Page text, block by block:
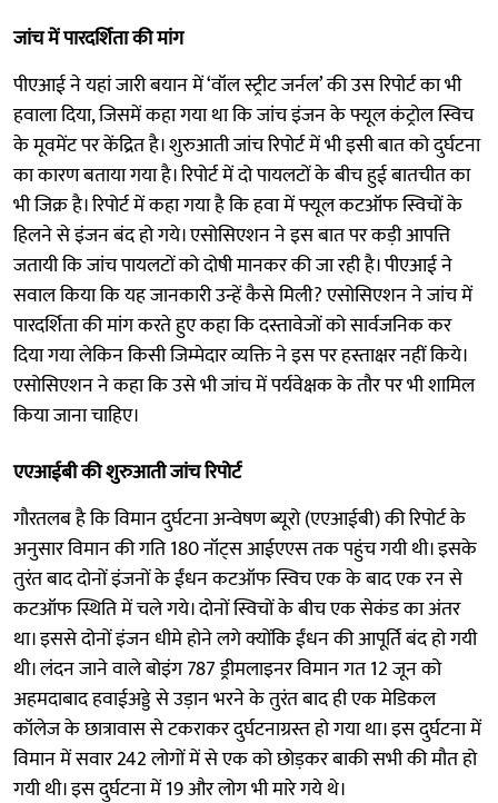
जांच में पारदर्शिता की मांग
पीएआई ने यहां जारी बयान में ‘वॉल स्ट्रीट जर्नल’ की उस रिपोर्ट का भी
हवाला दिया, जिसमें कहा गया था कि जांच इंजन के फ्यूल कंट्रोल स्विच
के मूवमेंट पर केंद्रित है। शुरुआती जांच रिपोर्ट में भी इसी बात को दुर्घटना
का कारण बताया गया है। रिपोर्ट में दो पायलटों के बीच हुई बातचीत का
भी जिक्र है। रिपोर्ट में कहा गया है कि हवा में फ्यूल कटऑफ स्विचों के
हिलने से इंजन बंद हो गये। एसोसिएशन ने इस बात पर कड़ी आपत्ति
जतायी कि जांच पायलटों को दोषी मानकर की जा रही है। पीएआई ने
सवाल किया कि यह जानकारी उन्हें कैसे मिली? एसोसिएशन ने जांच में
पारदर्शिता की मांग करते हुए कहा कि दस्तावेजों को सार्वजनिक कर
दिया गया लेकिन किसी जिम्मेदार व्यक्ति ने इस पर हस्ताक्षर नहीं किये।
एसोसिएशन ने कहा कि उसे भी जांच में पर्यवेक्षक के तौर पर भी शामिल
किया जाना चाहिए।
एएआईबी की शुरुआती जांच रिपोर्ट
गौरतलब है कि विमान दुर्घटना अन्वेषण ब्यूरो (एएआईबी) की रिपोर्ट के
अनुसार विमान की गति 180 नॉट्स आईएएस तक पहुंच गयी थी। इसके
तुरंत बाद दोनों इंजनों के ईंधन कटऑफ स्विच एक के बाद एक रन से
कटऑफ स्थिति में चले गये। दोनों स्विचों के बीच एक सेकंड का अंतर
था। इससे दोनों इंजन धीमे होने लगे क्योंकि ईंधन की आपूर्ति बंद हो गयी
थी। लंदन जाने वाले बोइंग 787 ड्रीमलाइनर विमान गत 12 जून को
अहमदाबाद हवाईअड्डे से उड़ान भरने के तुरंत बाद ही एक मेडिकल
कॉलेज के छात्रावास से टकराकर दुर्घटनाग्रस्त हो गया था। इस दुर्घटना में
विमान में सवार 242 लोगों में से एक को छोड़कर बाकी सभी की मौत हो
गयी थी। इस दुर्घटना में 19 और लोग भी मारे गये थे।